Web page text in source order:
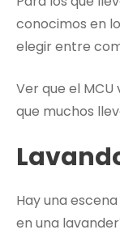
conocimos en
elegir entre
Ver que el
que muchos
Hay una
en una